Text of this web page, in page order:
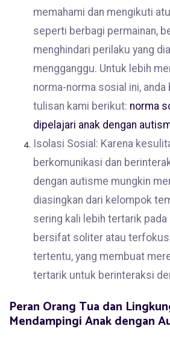
memahami dan mengikuti
seperti berbagi permainan,
menghindari perilaku yang
mengganggu. Untuk lebih
norma-norma sosial ini,
tulisan kami berikut: norma
dipelajari anak dengan
Isolasi Sosial: Karena
berkomunikasi dan
dengan autisme mungkin
diasingkan dari kelompok
sering kali lebih tertarik
bersifat soliter atau terfokus
tertentu, yang membuat
tertarik untuk berinteraksi
Peran Orang Tua dan
Mendampingi Anak dengan